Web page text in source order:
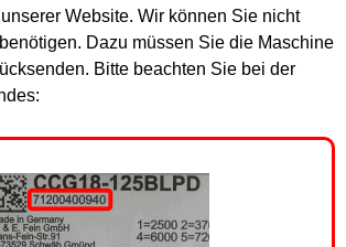
Website. Wir können Sie nicht
Dazu müssen Sie die Maschine
Bitte beachten Sie bei der